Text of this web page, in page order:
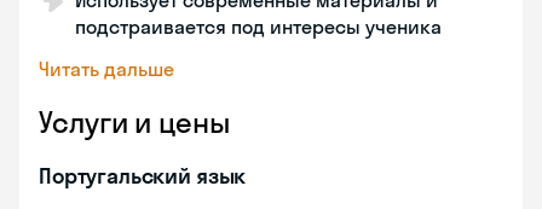
подстраивается под интересы ученика
Читать дальше
Услуги и цены
Португальский язык